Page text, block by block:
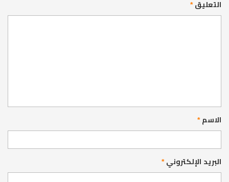
التعليق*
الاسم*
البريد الإلكتروني*